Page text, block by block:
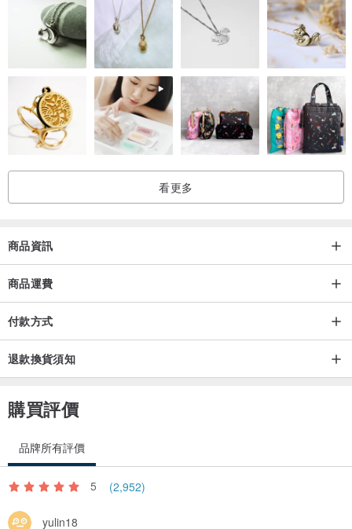
福，讓美食的回憶延續！💌📷
不論是喜歡收集文具的女孩，或是熱愛手作DIY的您，這組貼紙明信
片都是絕佳的選擇。🎨✨ 用這些充滿台灣元素的貼紙，為您的創意增
添色彩，讓每個日常瞬間都變得獨特而美好！🐔🍳 快來擁抱台灣的美
食文化，帶一片美好回家吧！
(註一)
「買弁当」台語可以說「買便當」（bé-tong），也可以說「買飯包」
"呷早頓" 在台語中指的是吃早餐。
詳細解釋：呷(chia̍h): 吃(chì)。早頓(tsá-tǹg): 早餐(zǎo-fàn)。所
以"呷早頓" 就表示吃早餐。
看更多
商品資訊
商品運費
付款方式
退款換貨須知
購買評價
品牌所有評價
5 (2,952)
yulin18